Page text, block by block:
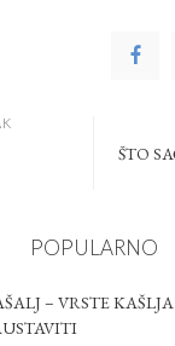
ŠTO
POPULARNO
– VRSTE